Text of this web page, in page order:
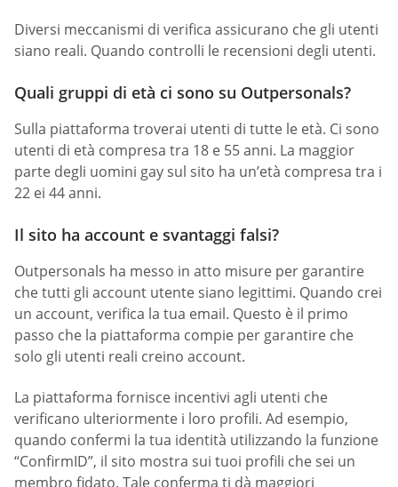
Diversi meccanismi di verifica assicurano che gli utenti
siano reali. Quando controlli le recensioni degli utenti.
Quali gruppi di età ci sono su Outpersonals?
Sulla piattaforma troverai utenti di tutte le età. Ci sono
utenti di età compresa tra 18 e 55 anni. La maggior
parte degli uomini gay sul sito ha un’età compresa tra i
22 ei 44 anni.
Il sito ha account e svantaggi falsi?
Outpersonals ha messo in atto misure per garantire
che tutti gli account utente siano legittimi. Quando crei
un account, verifica la tua email. Questo è il primo
passo che la piattaforma compie per garantire che
solo gli utenti reali creino account.
La piattaforma fornisce incentivi agli utenti che
verificano ulteriormente i loro profili. Ad esempio,
quando confermi la tua identità utilizzando la funzione
“ConfirmID”, il sito mostra sui tuoi profili che sei un
membro fidato. Tale conferma ti dà maggiori